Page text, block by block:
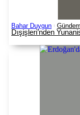
Bahar Duygun Gündem
Dışişleri’nden